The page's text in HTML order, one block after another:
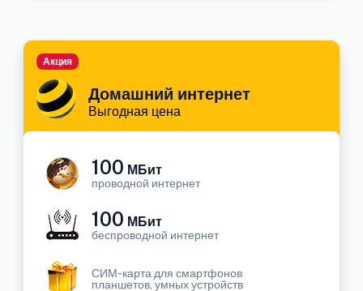
Домашний интернет
Выгодная цена
Акция
100 МБит
проводной интернет
100 МБит
беспроводной интернет
СИМ-карта для смартфонов
планшетов, умных устройств